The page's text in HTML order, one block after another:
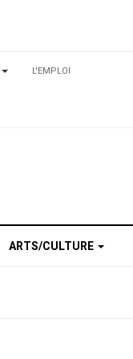
L'EMPLOI
ARTS/CULTURE